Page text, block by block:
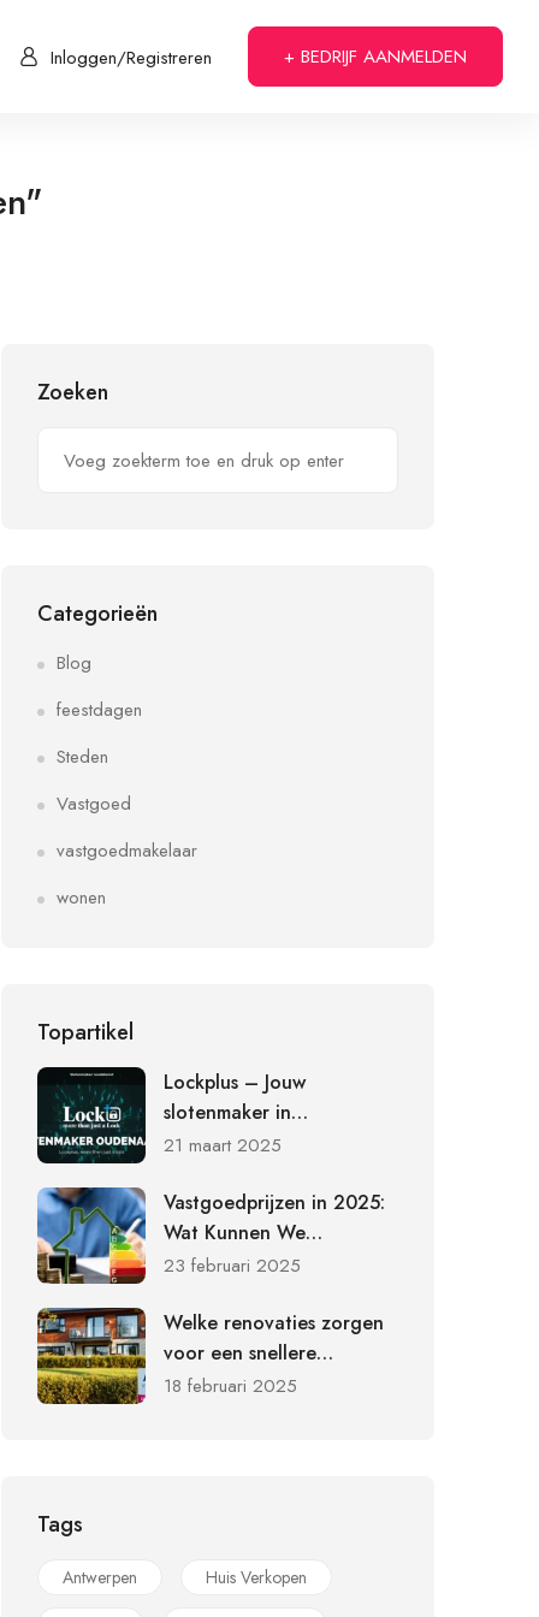
Inloggen/Registreren + BEDRIJF AANMELDEN
Zoeken
Categorieën
Blog
feestdagen
Steden
Vastgoed
vastgoedmakelaar
wonen
Topartikel
Lockplus – Jouw
slotenmaker in
Oudenaarde voor
slotvervanging
21 maart 2025
Vastgoedprijzen in 2025:
Wat Kunnen We
Verwachten?
23 februari 2025
Welke renovaties zorgen
voor een snellere
verkoop?
18 februari 2025
Tags
Antwerpen
Huis Verkopen